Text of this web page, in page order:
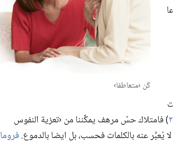
كُن ‹متعاطفا›‏
‏)‏ فامتلاك حسّ مرهف يمكِّننا من ‹تعزية النفوس
يُعبَّر عنه بالكلمات فحسب،‏ بل ايضا بالدموع.‏فروما